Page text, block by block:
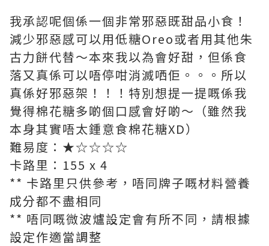
我承認呢個係一個非常邪惡既甜品小食！
減少邪惡感可以用低糖Oreo或者用其他朱
古力餅代替～本來我以為會好甜，但係食
落又真係可以唔停咁消滅哂佢。。。所以
真係好邪惡架！！！特別想提一提嘅係我
覺得棉花糖多啲個口感會好啲～（雖然我
本身其實唔太鍾意食棉花糖XD）
難易度：★☆☆☆☆
卡路里：155 x 4
** 卡路里只供參考，唔同牌子嘅材料營養
成分都不盡相同
** 唔同嘅微波爐設定會有所不同，請根據
設定作適當調整